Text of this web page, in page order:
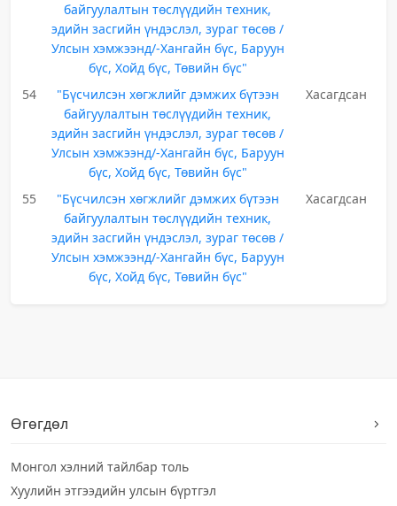
байгуулалтын төслүүдийн техник,
эдийн засгийн үндэслэл, зураг төсөв /
Улсын хэмжээнд/-Хангайн бүс, Баруун
бүс, Хойд бүс, Төвийн бүс"
54
"Бүсчилсэн хөгжлийг дэмжих бүтээн
байгуулалтын төслүүдийн техник,
эдийн засгийн үндэслэл, зураг төсөв /
Улсын хэмжээнд/-Хангайн бүс, Баруун
бүс, Хойд бүс, Төвийн бүс"
Хасагдсан
55
"Бүсчилсэн хөгжлийг дэмжих бүтээн
байгуулалтын төслүүдийн техник,
эдийн засгийн үндэслэл, зураг төсөв /
Улсын хэмжээнд/-Хангайн бүс, Баруун
бүс, Хойд бүс, Төвийн бүс"
Хасагдсан
Өгөгдөл
Монгол хэлний тайлбар толь
Хуулийн этгээдийн улсын бүртгэл